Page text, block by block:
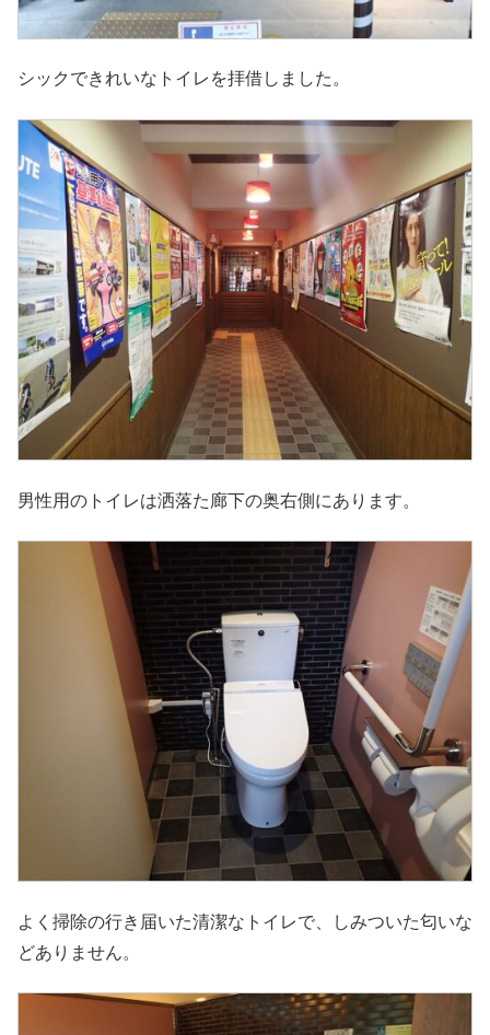
シックできれいなトイレを拝借しました。
男性用のトイレは洒落た廊下の奥右側にあります。
よく掃除の行き届いた清潔なトイレで、しみついた匂いな
どありません。